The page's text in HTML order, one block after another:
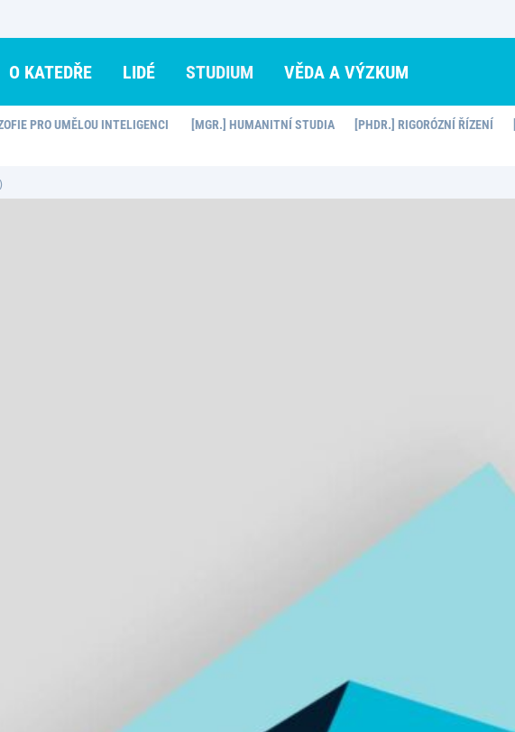
O KATEDŘE LIDÉ STUDIUM VĚDA A VÝZKUM
PRO UMĚLOU INTELIGENCI [MGR.] HUMANITNÍ STUDIA [PHDR.] RIGORÓZNÍ ŘÍZENÍ